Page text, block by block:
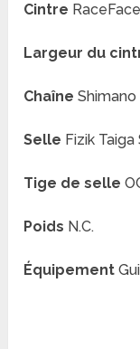
Cintre
Largeur du
Chaîne
Selle Fizik Taiga
Tige de selle
Poids N.C.
Équipement